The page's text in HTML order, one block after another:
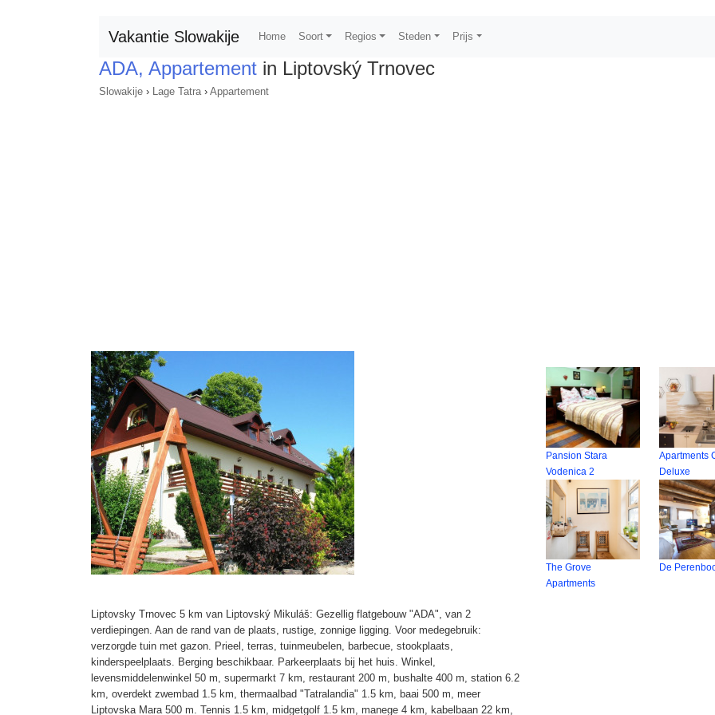
Vakantie Slowakije Home Soort Regios Steden Prijs
ADA, Appartement in Liptovský Trnovec
Slowakije › Lage Tatra› Appartement
Liptovsky Trnovec 5 km van Liptovský Mikuláš: Gezellig flatgebouw "ADA", van 2
verdiepingen. Aan de rand van de plaats, rustige, zonnige ligging. Voor medegebruik:
verzorgde tuin met gazon. Prieel, terras, tuinmeubelen, barbecue, stookplaats,
kinderspeelplaats. Berging beschikbaar. Parkeerplaats bij het huis. Winkel,
levensmiddelenwinkel 50 m, supermarkt 7 km, restaurant 200 m, bushalte 400 m, station 6.2
km, overdekt zwembad 1.5 km, thermaalbad "Tatralandia" 1.5 km, baai 500 m, meer
Liptovska Mara 500 m. Tennis 1.5 km, midgetgolf 1.5 km, manege 4 km, kabelbaan 22 km,
Pansion Stara
Vodenica 2
Apartments
Deluxe
The Grove
Apartments
De